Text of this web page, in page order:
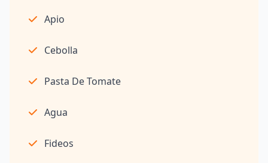
Apio
Cebolla
Pasta De Tomate
Agua
Fideos